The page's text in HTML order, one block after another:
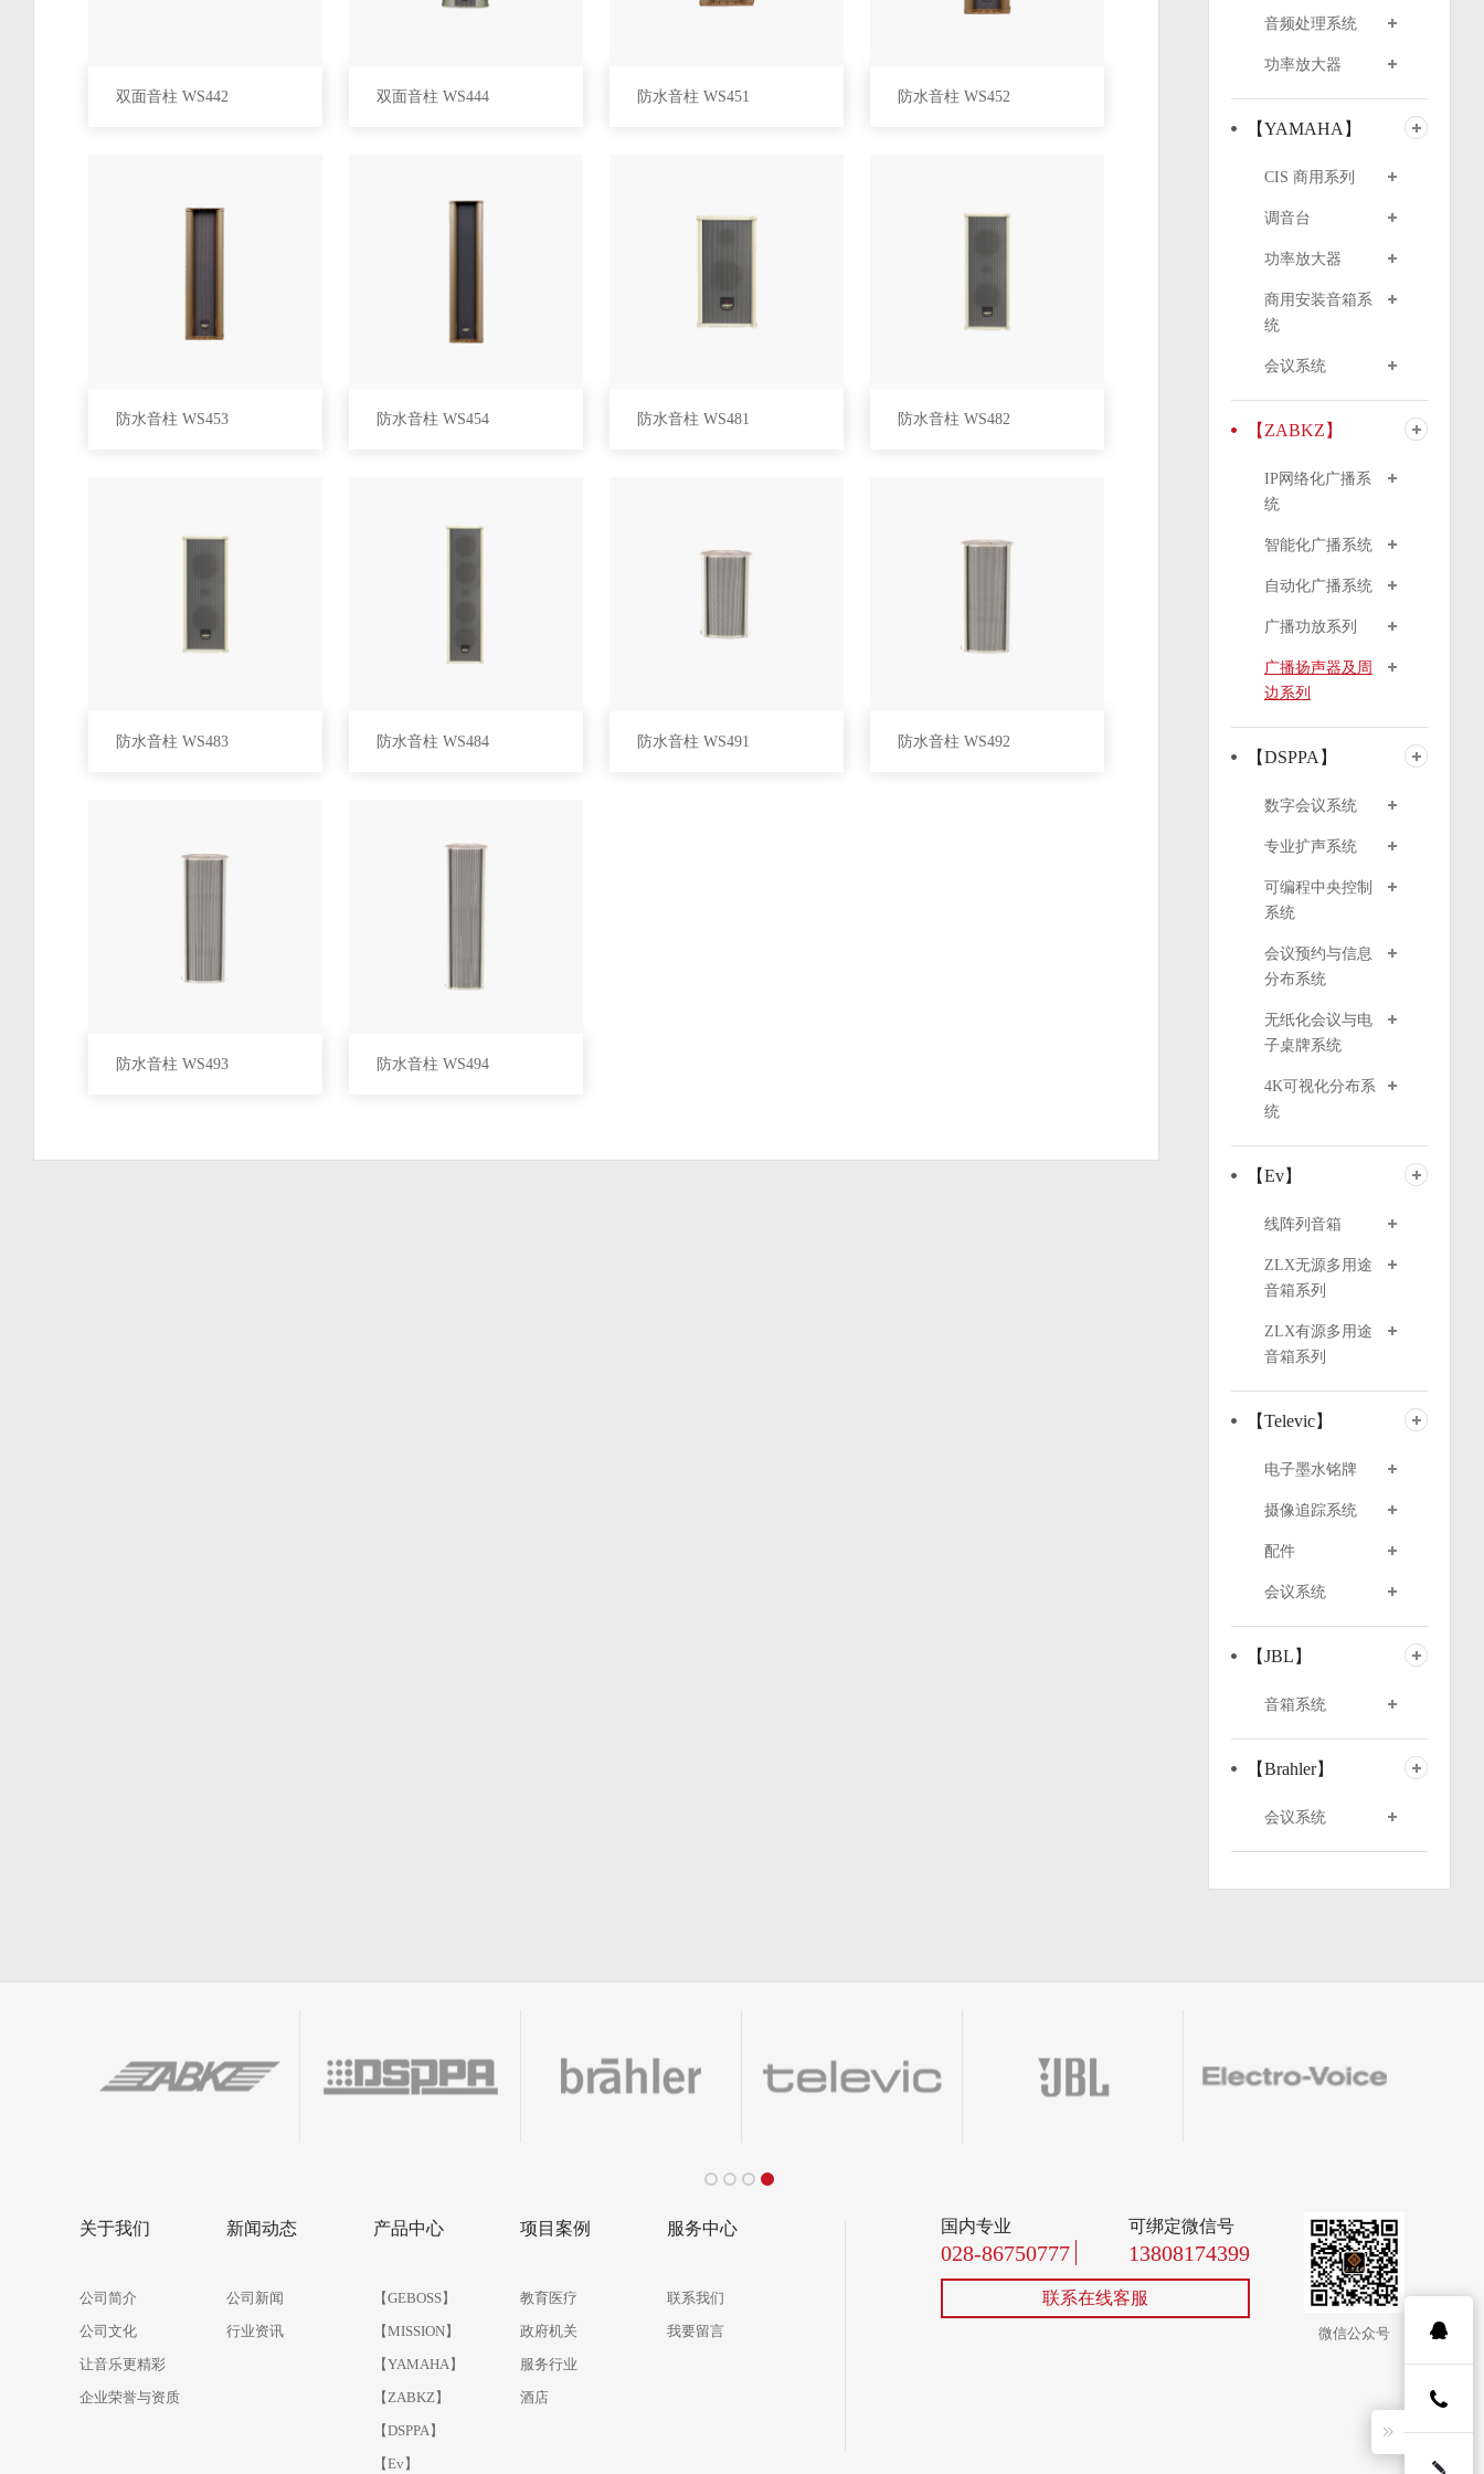
双面音柱 WS442 双面音柱 WS444 防水音柱 WS451 防水音柱 WS452
防水音柱 WS453 防水音柱 WS454 防水音柱 WS481 防水音柱 WS482
防水音柱 WS483 防水音柱 WS484 防水音柱 WS491 防水音柱 WS492
防水音柱 WS493 防水音柱 WS494
音频处理系统
功率放大器
【YAMAHA】
CIS 商用系列
调音台
功率放大器
商用安装音箱系
统
会议系统
【ZABKZ】
IP网络化广播系
统
智能化广播系统
自动化广播系统
广播功放系列
广播扬声器及周
边系列
【DSPPA】
数字会议系统
专业扩声系统
可编程中央控制
系统
会议预约与信息
分布系统
无纸化会议与电
子桌牌系统
4K可视化分布系
统
【Ev】
线阵列音箱
ZLX无源多用途
音箱系列
ZLX有源多用途
音箱系列
【Televic】
电子墨水铭牌
摄像追踪系统
配件
会议系统
【JBL】
音箱系统
【Brahler】
会议系统
关于我们
公司简介
公司文化
让音乐更精彩
企业荣誉与资质
新闻动态
公司新闻
行业资讯
产品中心
【GEBOSS】
【MISSION】
【YAMAHA】
【ZABKZ】
【DSPPA】
【Ev】
项目案例
教育医疗
政府机关
服务行业
酒店
服务中心
联系我们
我要留言
国内专业
028-86750777
可绑定微信号
13808174399
联系在线客服
微信公众号